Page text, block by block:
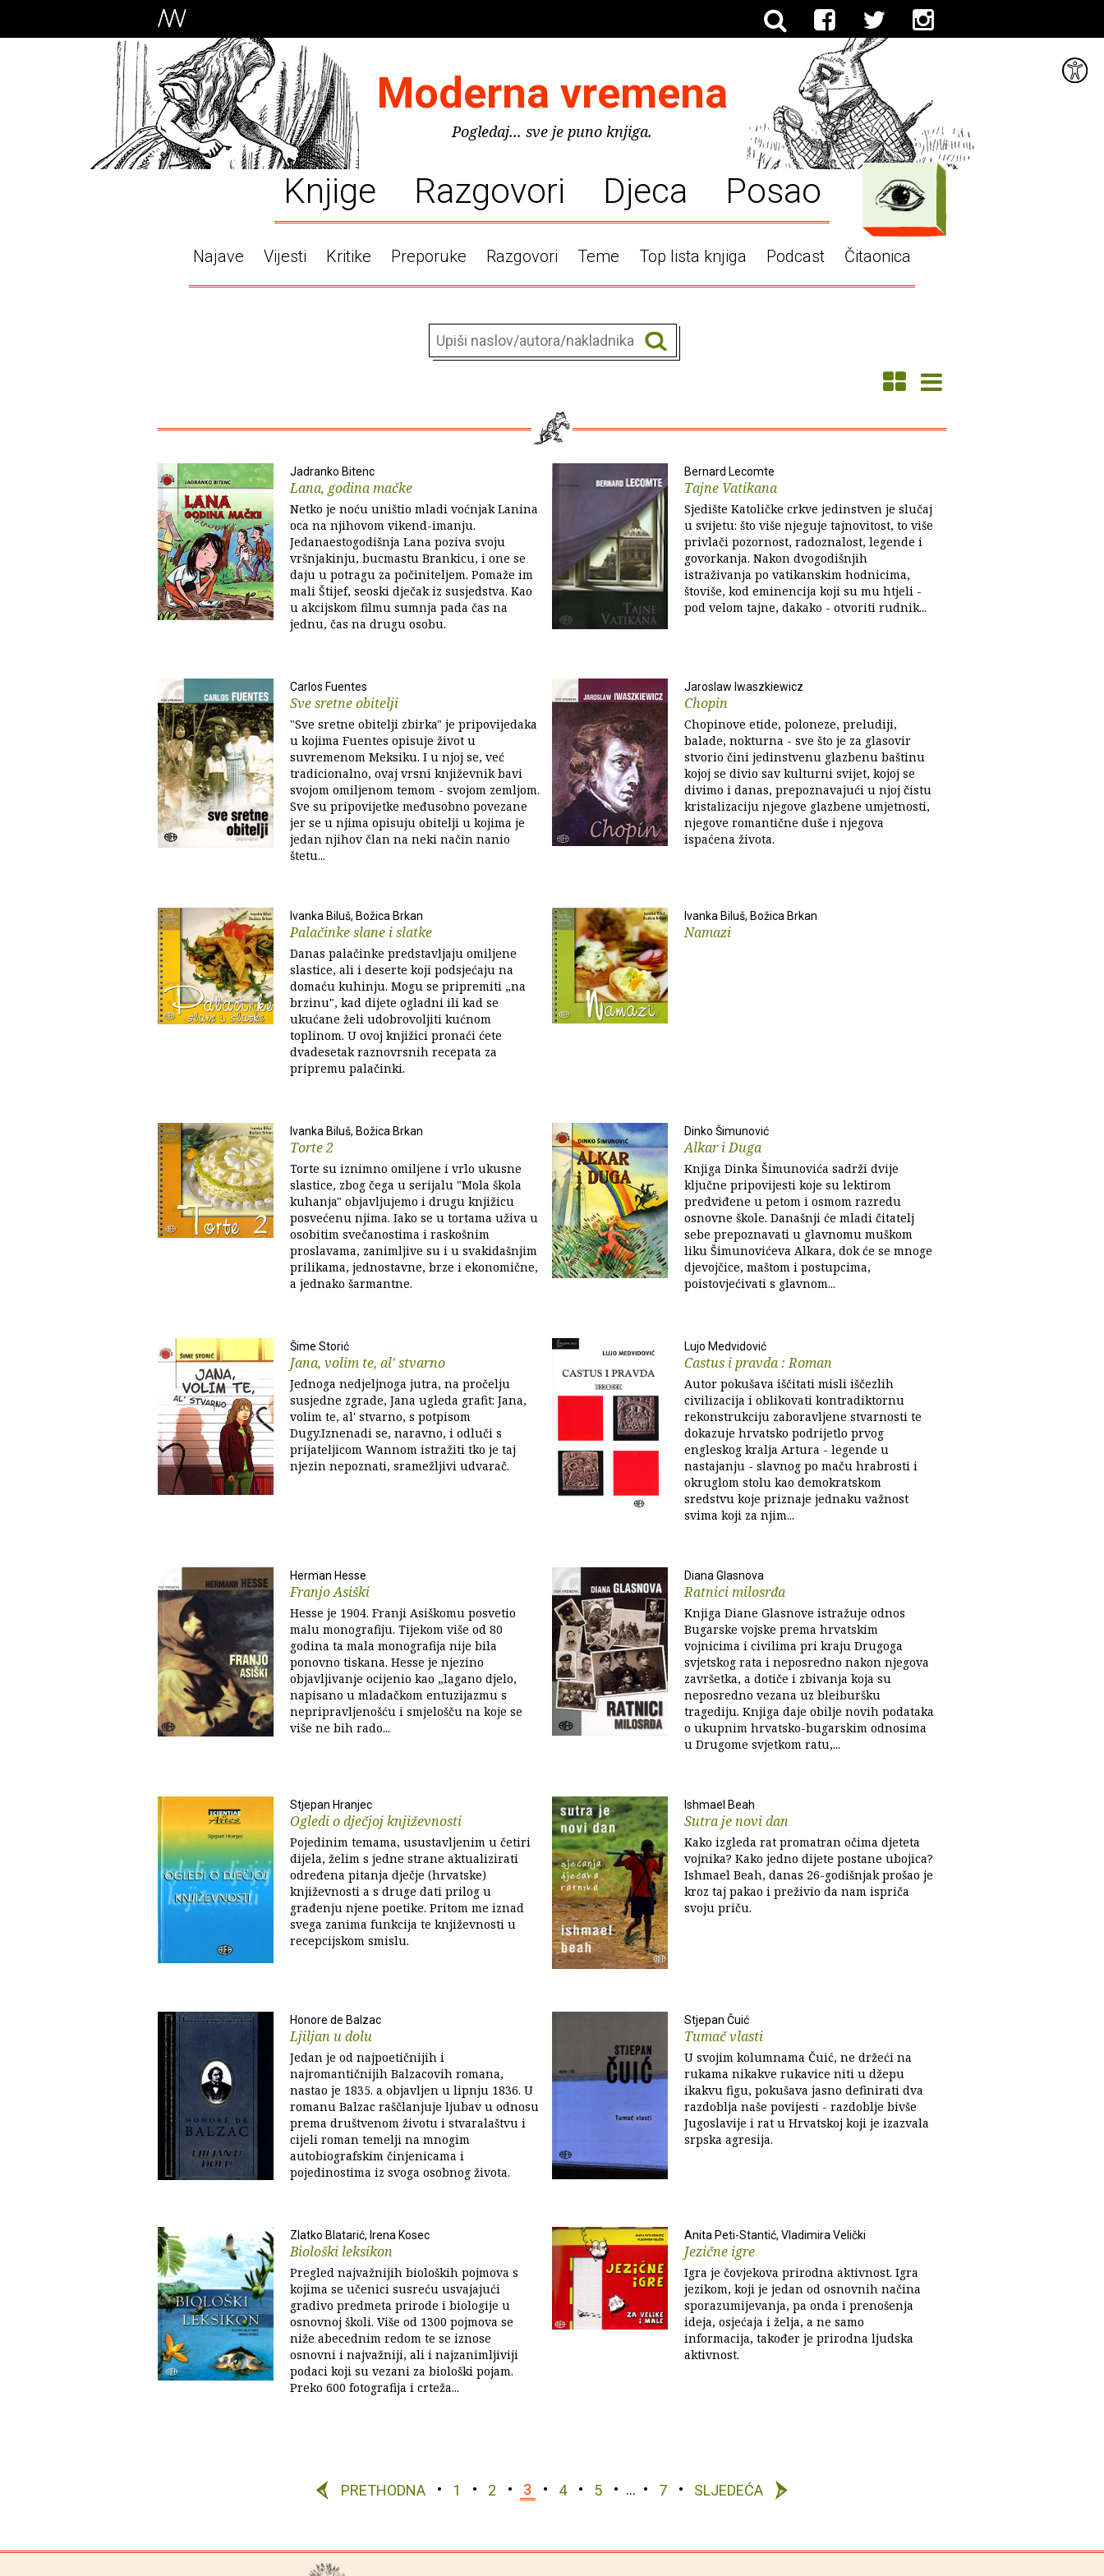
Moderna vremena
Pogledaj... sve je puno knjiga.
Knjige Razgovori Djeca Posao
Najave Vijesti Kritike Preporuke Razgovori Teme Top lista knjiga Podcast Čitaonica
Jadranko Bitenc
Lana, godina mačke
Netko je noću uništio mladi voćnjak Lanina
oca na njihovom vikend-imanju.
Jedanaestogodišnja Lana poziva svoju
vršnjakinju, bucmastu Brankicu, i one se
daju u potragu za počiniteljem. Pomaže im
mali Štijef, seoski dječak iz susjedstva. Kao
u akcijskom filmu sumnja pada čas na
jednu, čas na drugu osobu.
Bernard Lecomte
Tajne Vatikana
Sjedište Katoličke crkve jedinstven je slučaj
u svijetu: što više njeguje tajnovitost, to više
privlači pozornost, radoznalost, legende i
govorkanja. Nakon dvogodišnjih
istraživanja po vatikanskim hodnicima,
štoviše, kod eminencija koji su mu htjeli -
pod velom tajne, dakako - otvoriti rudnik...
Carlos Fuentes
Sve sretne obitelji
"Sve sretne obitelji zbirka" je pripovijedaka
u kojima Fuentes opisuje život u
suvremenom Meksiku. I u njoj se, već
tradicionalno, ovaj vrsni književnik bavi
svojom omiljenom temom - svojom zemljom.
Sve su pripovijetke međusobno povezane
jer se u njima opisuju obitelji u kojima je
jedan njihov član na neki način nanio
štetu...
Jaroslaw Iwaszkiewicz
Chopin
Chopinove etide, poloneze, preludiji,
balade, nokturna - sve što je za glasovir
stvorio čini jedinstvenu glazbenu baštinu
kojoj se divio sav kulturni svijet, kojoj se
divimo i danas, prepoznavajući u njoj čistu
kristalizaciju njegove glazbene umjetnosti,
njegove romantične duše i njegova
ispaćena života.
Ivanka Biluš, Božica Brkan
Palačinke slane i slatke
Danas palačinke predstavljaju omiljene
slastice, ali i deserte koji podsjećaju na
domaću kuhinju. Mogu se pripremiti „na
brzinu", kad dijete ogladni ili kad se
ukućane želi udobrovoljiti kućnom
toplinom. U ovoj knjižici pronaći ćete
dvadesetak raznovrsnih recepata za
pripremu palačinki.
Ivanka Biluš, Božica Brkan
Namazi
Ivanka Biluš, Božica Brkan
Torte 2
Torte su iznimno omiljene i vrlo ukusne
slastice, zbog čega u serijalu "Mola škola
kuhanja" objavljujemo i drugu knjižicu
posvećenu njima. Iako se u tortama uživa u
osobitim svečanostima i raskošnim
proslavama, zanimljive su i u svakidašnjim
prilikama, jednostavne, brze i ekonomične,
a jednako šarmantne.
Dinko Šimunović
Alkar i Duga
Knjiga Dinka Šimunovića sadrži dvije
ključne pripovijesti koje su lektirom
predviđene u petom i osmom razredu
osnovne škole. Današnji će mladi čitatelj
sebe prepoznavati u glavnomu muškom
liku Šimunovićeva Alkara, dok će se mnoge
djevojčice, maštom i postupcima,
poistovjećivati s glavnom...
Šime Storić
Jana, volim te, al' stvarno
Jednoga nedjeljnoga jutra, na pročelju
susjedne zgrade, Jana ugleda grafit: Jana,
volim te, al' stvarno, s potpisom
Dugy.Iznenadi se, naravno, i odluči s
prijateljicom Wannom istražiti tko je taj
njezin nepoznati, sramežljivi udvarač.
Lujo Medvidović
Castus i pravda : Roman
Autor pokušava iščitati misli iščezlih
civilizacija i oblikovati kontradiktornu
rekonstrukciju zaboravljene stvarnosti te
dokazuje hrvatsko podrijetlo prvog
engleskog kralja Artura - legende u
nastajanju - slavnog po maču hrabrosti i
okruglom stolu kao demokratskom
sredstvu koje priznaje jednaku važnost
svima koji za njim...
Herman Hesse
Franjo Asiški
Hesse je 1904. Franji Asiškomu posvetio
malu monografiju. Tijekom više od 80
godina ta mala monografija nije bila
ponovno tiskana. Hesse je njezino
objavljivanje ocijenio kao „lagano djelo,
napisano u mladačkom entuzijazmu s
nepripravljenošću i smjelošču na koje se
više ne bih rado...
Diana Glasnova
Ratnici milosrđa
Knjiga Diane Glasnove istražuje odnos
Bugarske vojske prema hrvatskim
vojnicima i civilima pri kraju Drugoga
svjetskog rata i neposredno nakon njegova
završetka, a dotiče i zbivanja koja su
neposredno vezana uz bleiburšku
tragediju. Knjiga daje obilje novih podataka
o ukupnim hrvatsko-bugarskim odnosima
u Drugome svjetkom ratu,...
Stjepan Hranjec
Ogledi o dječjoj književnosti
Pojedinim temama, usustavljenim u četiri
dijela, želim s jedne strane aktualizirati
određena pitanja dječje (hrvatske)
književnosti a s druge dati prilog u
građenju njene poetike. Pritom me iznad
svega zanima funkcija te književnosti u
recepcijskom smislu.
Ishmael Beah
Sutra je novi dan
Kako izgleda rat promatran očima djeteta
vojnika? Kako jedno dijete postane ubojica?
Ishmael Beah, danas 26-godišnjak prošao je
kroz taj pakao i preživio da nam ispriča
svoju priču.
Honore de Balzac
Ljiljan u dolu
Jedan je od najpoetičnijih i
najromantičnijih Balzacovih romana,
nastao je 1835. a objavljen u lipnju 1836. U
romanu Balzac raščlanjuje ljubav u odnosu
prema društvenom životu i stvaralaštvu i
cijeli roman temelji na mnogim
autobiografskim činjenicama i
pojedinostima iz svoga osobnog života.
Stjepan Čuić
Tumač vlasti
U svojim kolumnama Čuić, ne držeći na
rukama nikakve rukavice niti u džepu
ikakvu figu, pokušava jasno definirati dva
razdoblja naše povijesti - razdoblje bivše
Jugoslavije i rat u Hrvatskoj koji je izazvala
srpska agresija.
Zlatko Blatarić, Irena Kosec
Biološki leksikon
Pregled najvažnijih bioloških pojmova s
kojima se učenici susreću usvajajući
gradivo predmeta prirode i biologije u
osnovnoj školi. Više od 1300 pojmova se
niže abecednim redom te se iznose
osnovni i najvažniji, ali i najzanimljiviji
podaci koji su vezani za biološki pojam.
Preko 600 fotografija i crteža...
Anita Peti-Stantić, Vladimira Velički
Jezične igre
Igra je čovjekova prirodna aktivnost. Igra
jezikom, koji je jedan od osnovnih načina
sporazumijevanja, pa onda i prenošenja
ideja, osjećaja i želja, a ne samo
informacija, također je prirodna ljudska
aktivnost.
PRETHODNA 1 2 3 4 5 … 7 SLJEDEĆA